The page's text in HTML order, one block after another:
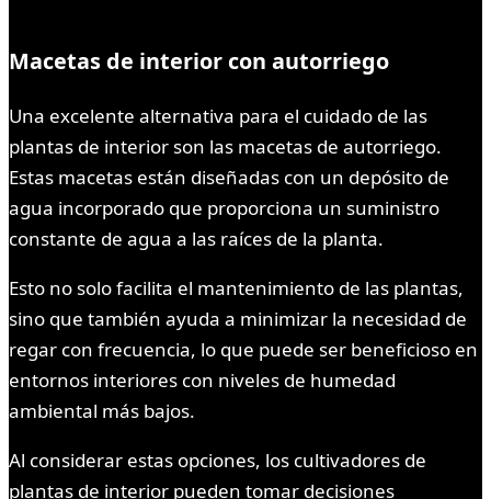
Macetas de interior con autorriego
Una excelente alternativa para el cuidado de las
plantas de interior son las macetas de autorriego.
Estas macetas están diseñadas con un depósito de
agua incorporado que proporciona un suministro
constante de agua a las raíces de la planta.
Esto no solo facilita el mantenimiento de las plantas,
sino que también ayuda a minimizar la necesidad de
regar con frecuencia, lo que puede ser beneficioso en
entornos interiores con niveles de humedad
ambiental más bajos.
Al considerar estas opciones, los cultivadores de
plantas de interior pueden tomar decisiones